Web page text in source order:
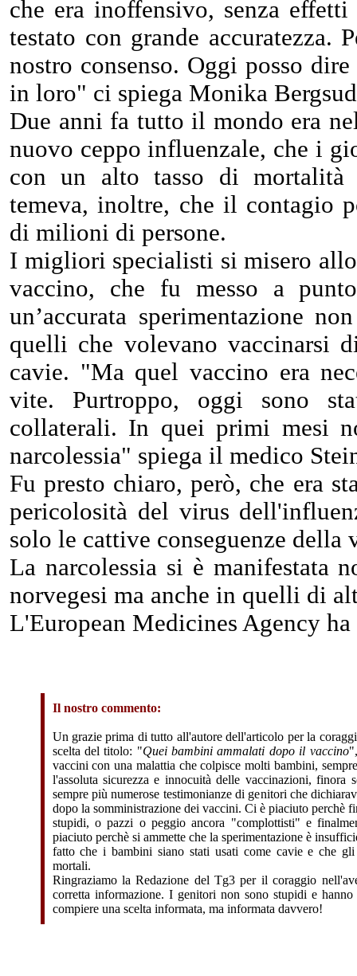
che era inoffensivo, senza
testato con grande accuratezza.
nostro consenso. Oggi posso
in loro" ci spiega Monika
Due anni fa tutto il mondo era
nuovo ceppo influenzale, che i
con un alto tasso di
temeva, inoltre, che il contagio
di milioni di persone.
I migliori specialisti si misero
vaccino, che fu messo a
un’accurata sperimentazione
quelli che volevano vaccinarsi
cavie. "Ma quel vaccino era
vite. Purtroppo, oggi sono
collaterali. In quei primi mesi
narcolessia" spiega il medico
Fu presto chiaro, però, che era
pericolosità del virus
solo le cattive conseguenze della
La narcolessia si è manifestata
norvegesi ma anche in quelli di
L'European Medicines Agency
Il nostro commento:
Un grazie prima di tutto all'autore dell'articolo per la
scelta del titolo: "Quei bambini ammalati dopo il vaccino
vaccini con una malattia che colpisce molti bambini,
l'assoluta sicurezza e innocuità delle vaccinazioni, finora
sempre più numerose testimonianze di genitori che
dopo la somministrazione dei vaccini. Ci è piaciuto perchè
stupidi, o pazzi o peggio ancora "complottisti" e
piaciuto perchè si ammette che la sperimentazione è
fatto che i bambini siano stati usati come cavie e che gli
mortali.
Ringraziamo la Redazione del Tg3 per il coraggio
corretta informazione. I genitori non sono stupidi e
compiere una scelta informata, ma informata davvero!